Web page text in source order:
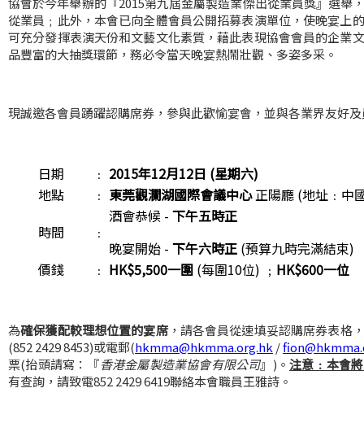
從業員﹔此外，本會已向全體會員公開招募表演單位，使晚宴上
可充分發揮表演天份和文藝文化素質，藉此表現協會會員的企業
品豐富的大抽獎環節，務必令當天晚宴熱鬧壯觀、多姿多采。
現誠邀各會員踴躍認購席券，參與此歡愉宴會，並與各業界友好
日期 ﹕ 2015年12月12日 (星期六)
地點
﹕ 東莞觀瀾湖國際會議中心正陽廳 (地址﹕中
時間
﹕
酒會恭候 - 下午五時正
晚宴開始 - 下午六時正(預算九時完滿結束)
價錢
﹕ HK$5,500一圍(每圍10位) ﹔ HK$600一位
為確保獲配較理想位置的宴席，請各會員從速填妥認購席券表格
(852 2429 8453)或電郵(hkmma@hkmma.org.hk /
票(抬頭請寫：『香港金屬製造業協會有限公司』)。注意﹕本會
有查詢，請致電852 2429 6419聯絡本會職員王雅詩。